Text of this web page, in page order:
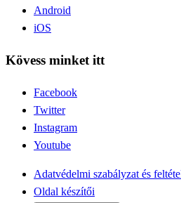
Android
iOS
Kövess minket itt
Facebook
Twitter
Instagram
Youtube
Adatvédelmi szabályzat és
Oldal készítői